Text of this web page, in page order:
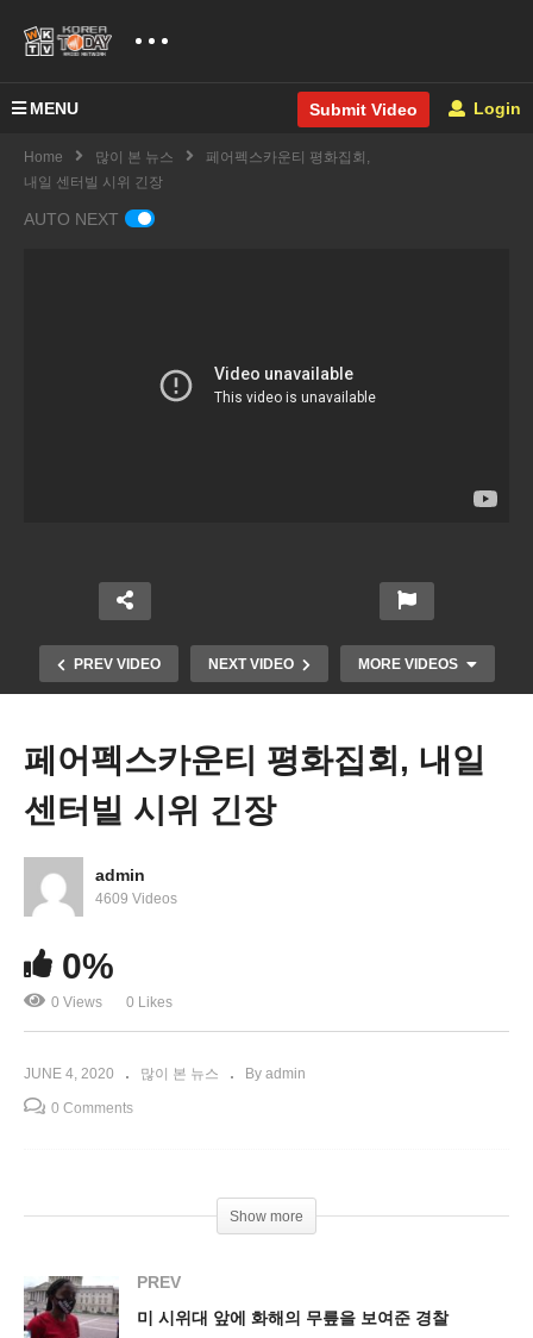
MENU Submit Video Login
Home 많이 본 뉴스
페어펙스카운티 평화집회,
내일 센터빌 시위 긴장
AUTO NEXT
PREV VIDEO NEXT VIDEO MORE VIDEOS
인종차별에 대항해 까맣게 물든 주말 D C
페어펙스카운티 평화집회, 내일
센터빌 시위 긴장
admin
4609 Videos
0%
0 Views 0 Likes
JUNE 4, 2020 많이 본 뉴스 By admin
0 Comments
Show more
PREV
미 시위대 앞에 화해의 무릎을 보여준 경찰